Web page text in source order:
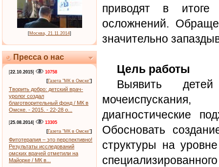
[Москва, 21.11.2014]
Пресса о нас
[22.10.2015]
10758
[Газета "МК в Омске"]
Творить добро: детский врач-
уролог создал
благотворительный фонд / МК в
Омске. - 2015. - 22-28 о...
[25.08.2014]
13305
[Газета "МК в Омске"]
Фитотерапия – это перспективно!
Результаты исследований
омских врачей отметили на
Майорке / МК в...
приводят в итоге
осложнений.
значительно
Цель работы
Выявить
диагностические
Обосновать
структуры на